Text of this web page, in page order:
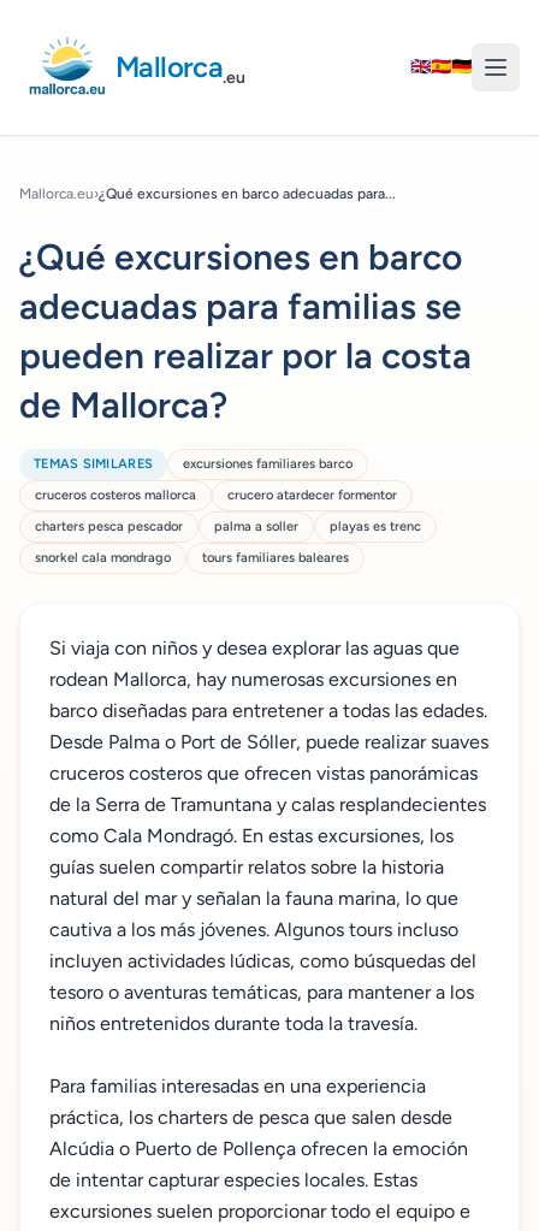
Mallorca.eu
🇬🇧🇪🇸🇩🇪
Mallorca.eu›¿Qué excursiones en barco adecuadas para...
¿Qué excursiones en barco
adecuadas para familias se
pueden realizar por la costa
de Mallorca?
TEMAS SIMILARES
excursiones familiares barco
cruceros costeros mallorca
crucero atardecer formentor
charters pesca pescador
palma a soller
playas es trenc
snorkel cala mondrago
tours familiares baleares
Si viaja con niños y desea explorar las aguas que
rodean Mallorca, hay numerosas excursiones en
barco diseñadas para entretener a todas las edades.
Desde Palma o Port de Sóller, puede realizar suaves
cruceros costeros que ofrecen vistas panorámicas
de la Serra de Tramuntana y calas resplandecientes
como Cala Mondragó. En estas excursiones, los
guías suelen compartir relatos sobre la historia
natural del mar y señalan la fauna marina, lo que
cautiva a los más jóvenes. Algunos tours incluso
incluyen actividades lúdicas, como búsquedas del
tesoro o aventuras temáticas, para mantener a los
niños entretenidos durante toda la travesía.
Para familias interesadas en una experiencia
práctica, los charters de pesca que salen desde
Alcúdia o Puerto de Pollença ofrecen la emoción
de intentar capturar especies locales. Estas
excursiones suelen proporcionar todo el equipo e